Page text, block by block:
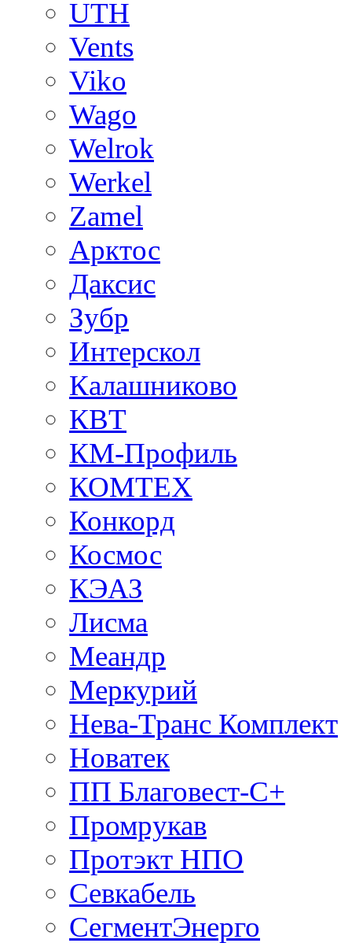
UTH
Vents
Viko
Wago
Welrok
Werkel
Zamel
Арктос
Даксис
Зубр
Интерскол
Калашниково
КВТ
КМ-Профиль
КОМТЕХ
Конкорд
Космос
КЭАЗ
Лисма
Меандр
Меркурий
Нева-Транс Комплект
Новатек
ПП Благовест-С+
Промрукав
Протэкт НПО
Севкабель
СегментЭнерго